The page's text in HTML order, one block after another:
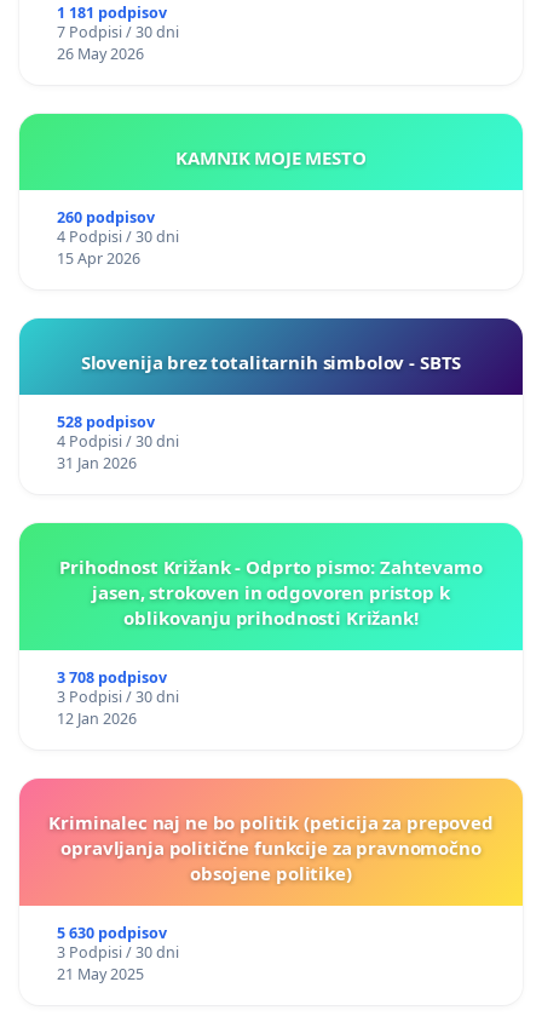
1 181 podpisov
7 Podpisi / 30 dni
26 May 2026
KAMNIK MOJE MESTO
260 podpisov
4 Podpisi / 30 dni
15 Apr 2026
Slovenija brez totalitarnih simbolov - SBTS
528 podpisov
4 Podpisi / 30 dni
31 Jan 2026
Prihodnost Križank - Odprto pismo: Zahtevamo
jasen, strokoven in odgovoren pristop k
oblikovanju prihodnosti Križank!
3 708 podpisov
3 Podpisi / 30 dni
12 Jan 2026
Kriminalec naj ne bo politik (peticija za prepoved
opravljanja politične funkcije za pravnomočno
obsojene politike)
5 630 podpisov
3 Podpisi / 30 dni
21 May 2025